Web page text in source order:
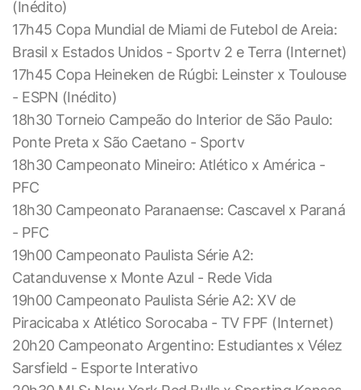
(Inédito)
17h45 Copa Mundial de Miami de Futebol de Areia:
Brasil x Estados Unidos - Sportv 2 e Terra (Internet)
17h45 Copa Heineken de Rúgbi: Leinster x Toulouse
- ESPN (Inédito)
18h30 Torneio Campeão do Interior de São Paulo:
Ponte Preta x São Caetano - Sportv
18h30 Campeonato Mineiro: Atlético x América -
PFC
18h30 Campeonato Paranaense: Cascavel x Paraná
- PFC
19h00 Campeonato Paulista Série A2:
Catanduvense x Monte Azul - Rede Vida
19h00 Campeonato Paulista Série A2: XV de
Piracicaba x Atlético Sorocaba - TV FPF (Internet)
20h20 Campeonato Argentino: Estudiantes x Vélez
Sarsfield - Esporte Interativo